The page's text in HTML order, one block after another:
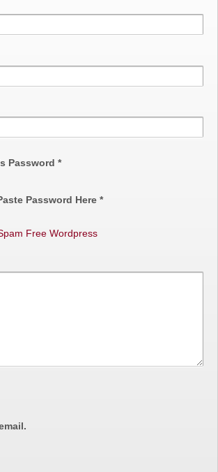
Password *
Password Here *
Free Wordpress